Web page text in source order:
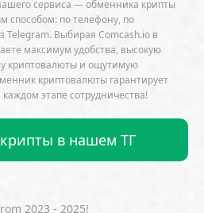
Bitget
Bithumb
BlackRock
Block
BNP Paribas
Bullish
Bybit
Chainlink (LINK)
CoinDesk
сервиса — обменника крипты
по телефону, по
Telegram. Выбирая Comcash.io в
максимум удобства, высокую
криптовалюты и ощутимую
криптовалюты гарантирует
этапе сотрудничества!
в нашем ТГ
2023 - 2025!